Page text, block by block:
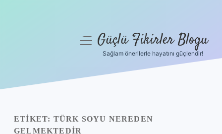
Yasal Uyarı
menüyüGüçlü Fikirler Blogu
Sağlam önerilerle hayatını güçlendir!
ETIKET: TÜRK SOYU NEREDEN
GELMEKTEDIR